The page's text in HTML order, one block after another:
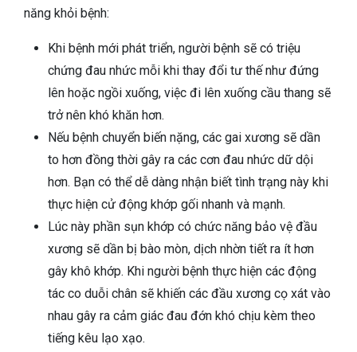
năng khỏi bệnh:
Khi bệnh mới phát triển, người bệnh sẽ có triệu
chứng đau nhức mỗi khi thay đổi tư thế như đứng
lên hoặc ngồi xuống, việc đi lên xuống cầu thang sẽ
trở nên khó khăn hơn.
Nếu bệnh chuyển biến nặng, các gai xương sẽ dần
to hơn đồng thời gây ra các cơn đau nhức dữ dội
hơn. Bạn có thể dễ dàng nhận biết tình trạng này khi
thực hiện cử động khớp gối nhanh và mạnh.
Lúc này phần sụn khớp có chức năng bảo vệ đầu
xương sẽ dần bị bào mòn, dịch nhờn tiết ra ít hơn
gây khô khớp. Khi người bệnh thực hiện các động
tác co duỗi chân sẽ khiến các đầu xương cọ xát vào
nhau gây ra cảm giác đau đớn khó chịu kèm theo
tiếng kêu lạo xạo.